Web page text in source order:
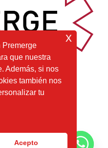
¿Alguna duda?
Premerge
que nuestra
Además, si nos
también nos
tu
Acepto
x